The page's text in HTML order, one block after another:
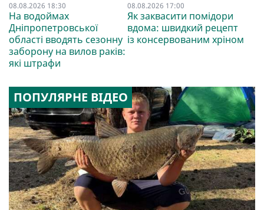
08.08.2026 18:30
На водоймах
Дніпропетровської
області вводять сезонну
заборону на вилов раків:
які штрафи
08.08.2026 17:00
Як заквасити помідори
вдома: швидкий рецепт
із консервованим хріном
ПОПУЛЯРНЕ ВІДЕО